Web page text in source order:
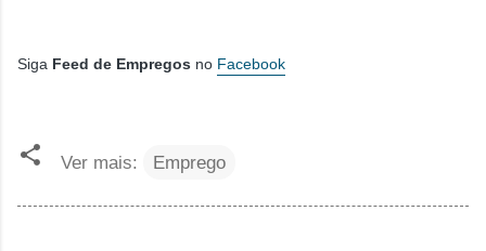
Siga Feed de Empregos no Facebook
Ver mais: Emprego